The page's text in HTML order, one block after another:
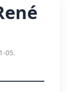
05.